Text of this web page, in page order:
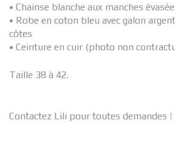
• Chainse blanche aux manches
• Robe en coton bleu avec galon
côtes
• Ceinture en cuir (photo non
Taille 38 à 42.
Contactez Lili pour toutes demandes !